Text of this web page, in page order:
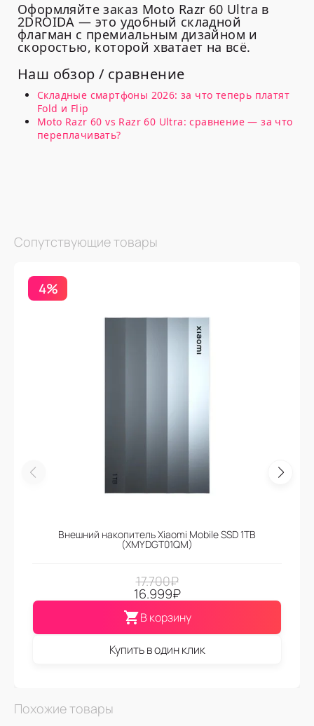
Оформляйте заказ Moto Razr 60 Ultra в
2DROIDA — это удобный складной
флагман с премиальным дизайном и
скоростью, которой хватает на всё.
Наш обзор / сравнение
Складные смартфоны 2026: за что теперь платят
Fold и Flip
Moto Razr 60 vs Razr 60 Ultra: сравнение — за что
переплачивать?
Сопутствующие товары
4%
Внешний накопитель Xiaomi Mobile SSD 1TB
(XMYDGT01QM)
17.700₽
16.999₽
В корзину
Купить в один клик
Похожие товары